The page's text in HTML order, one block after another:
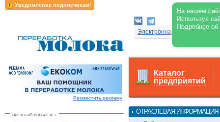
Уведомление подписчикам!
На нашем
Используя
Подробнее
Электронная версия
Разместить рекламу
Каталог
предприятий
ОТРАСЛЕВАЯ ИНФОРМАЦИЯ